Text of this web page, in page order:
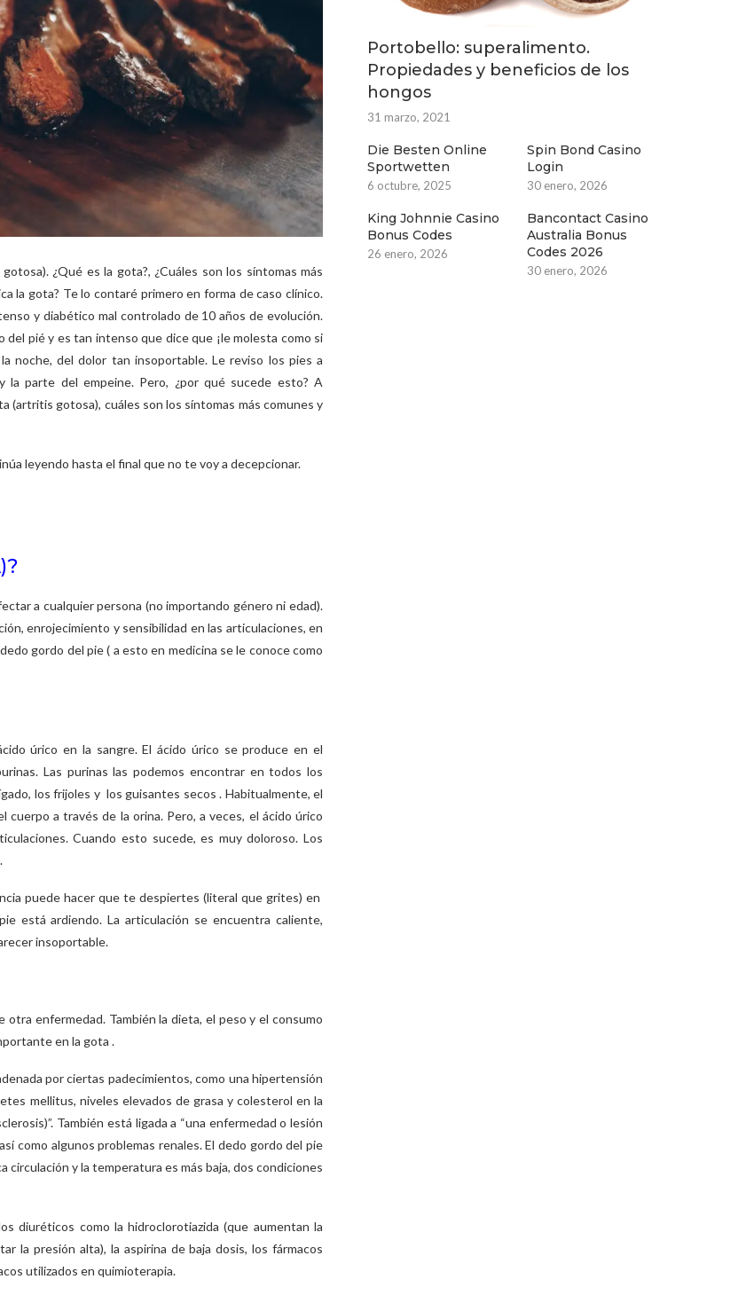
¿Qué es la gota?, ¿Cuáles son los síntomas más
la gota? Te lo contaré primero en forma de caso clínico.
y diabético mal controlado de 10 años de evolución.
pié y es tan intenso que dice que ¡le molesta como si
noche, del dolor tan insoportable. Le reviso los pies a
parte del empeine. Pero, ¿por qué sucede esto? A
(artritis gotosa), cuáles son los síntomas más comunes y
leyendo hasta el final que no te voy a decepcionar.
a cualquier persona (no importando género ni edad).
enrojecimiento y sensibilidad en las articulaciones, en
gordo del pie ( a esto en medicina se le conoce como
úrico en la sangre. El ácido úrico se produce en el
Las purinas las podemos encontrar en todos los
los frijoles y los guisantes secos . Habitualmente, el
a través de la orina. Pero, a veces, el ácido úrico
Cuando esto sucede, es muy doloroso. Los
puede hacer que te despiertes (literal que grites) en
está ardiendo. La articulación se encuentra caliente,
insoportable.
enfermedad. También la dieta, el peso y el consumo
en la gota .
por ciertas padecimientos, como una hipertensión
mellitus, niveles elevados de grasa y colesterol en la
También está ligada a “una enfermedad o lesión
como algunos problemas renales. El dedo gordo del pie
circulación y la temperatura es más baja, dos condiciones
diuréticos como la hidroclorotiazida (que aumentan la
la presión alta), la aspirina de baja dosis, los fármacos
utilizados en quimioterapia.
Portobello: superalimento.
Propiedades y beneficios de los
hongos
31 marzo, 2021
Die Besten Online
Sportwetten
6 octubre, 2025
Spin Bond Casino
Login
30 enero, 2026
King Johnnie Casino
Bonus Codes
26 enero, 2026
Bancontact Casino
Australia Bonus
Codes 2026
30 enero, 2026